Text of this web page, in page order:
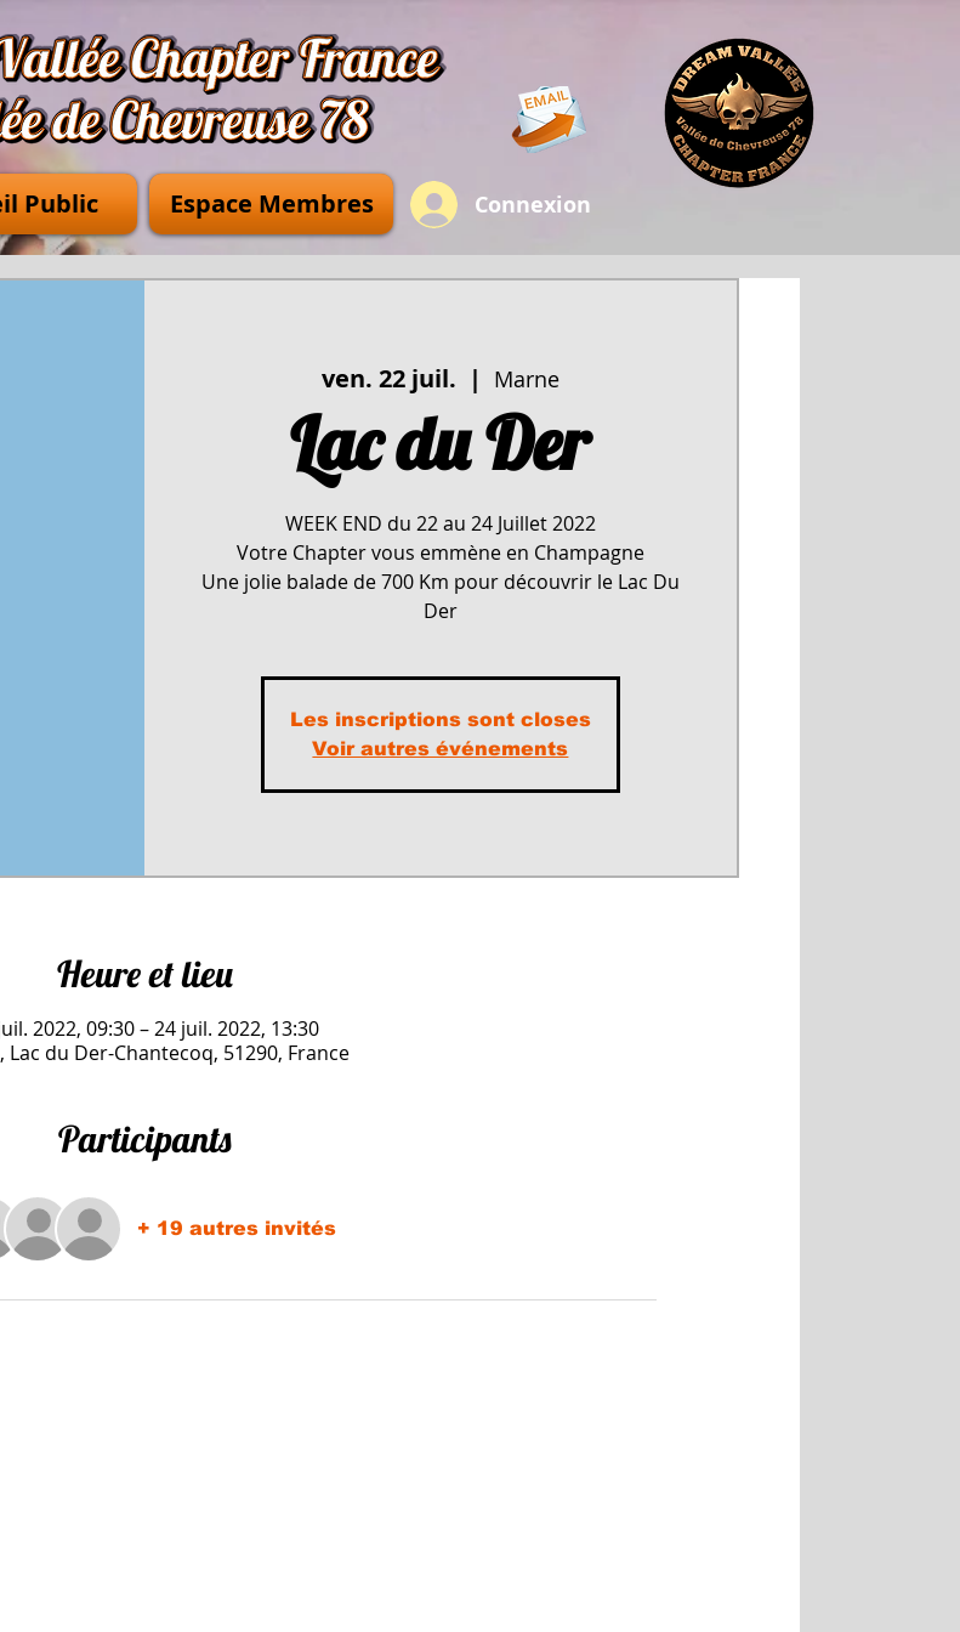
Public Espace Membres Connexion
ven. 22 juil.
  |
Marne
Lac du Der
WEEK END du 22 au 24 Juillet 2022
Votre Chapter vous emmène en Champagne
Une jolie balade de 700 Km pour découvrir le Lac Du
Der
Les inscriptions sont closes
Voir autres événements
Heure et lieu
2022, 09:30 – 24 juil. 2022, 13:30
Lac du Der-Chantecoq, 51290, France
Participants
+ 19 autres invités